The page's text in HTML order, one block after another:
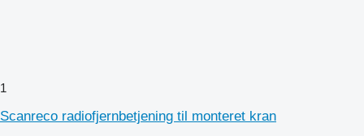
1
Scanreco radiofjernbetjening til monteret kran